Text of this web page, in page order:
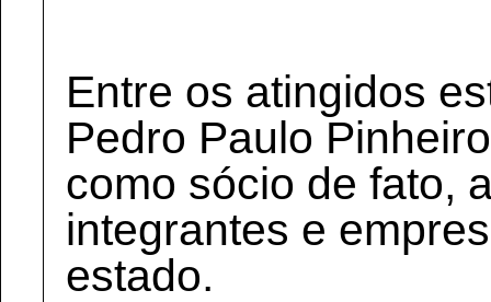
Entre os atingidos
Pedro Paulo
como sócio de fato,
integrantes e
estado.